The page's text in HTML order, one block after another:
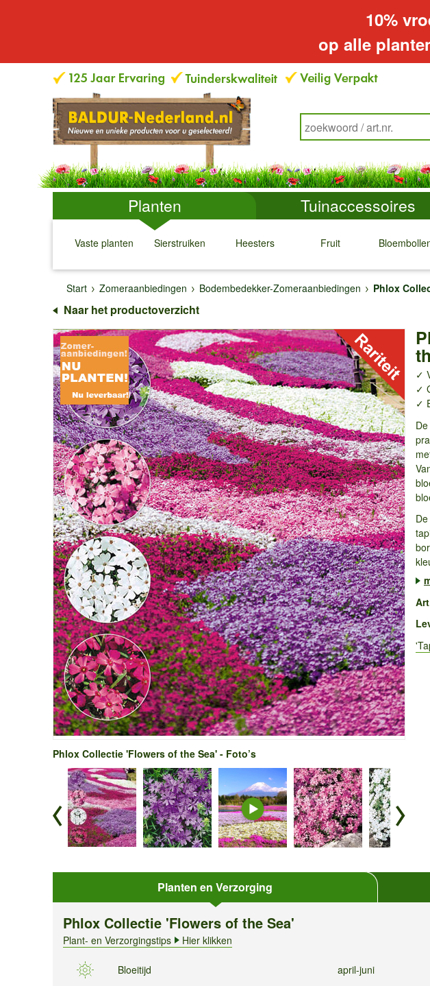
10%
op alle
Planten Tuinaccessoires
Vaste planten
↓
Sierstruiken
↓
Heesters
↓
Fruit
↓ ↓
Start
Zomeraanbiedingen Bodembedekker-Zomeraanbiedingen Phlox
Naar het productoverzicht
✓
✓
✓
De
...
Phlox Collectie 'Flowers of the Sea' - Foto’s
Planten en Verzorging
Phlox Collectie 'Flowers of the Sea'
Plant- en Verzorgingstips Hier klikken
Bloeitijd april-juni